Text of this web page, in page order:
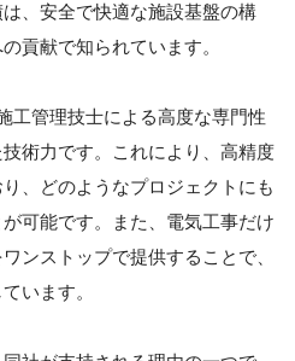
、安全で快適な施設基盤の構
貢献で知られています。
工管理技士による高度な専門性
術力です。これにより、高精度
、どのようなプロジェクトにも
可能です。また、電気工事だけ
ンストップで提供することで、
います。